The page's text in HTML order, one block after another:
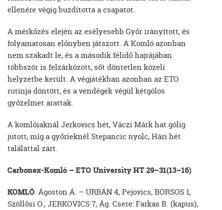
ellenére végig buzdította a csapatot.
A mérkőzés elején az esélyesebb Győr irányított, és
folyamatosan előnyben játszott. A Komló azonban
nem szakadt le, és a második félidő hajrájában
többször is felzárkózott, sőt döntetlen közeli
helyzetbe került. A végjátékban azonban az ETO
rutinja döntött, és a vendégek végül kétgólos
győzelmet arattak.
A komlóiaknál Jerkovics hét, Váczi Márk hat gólig
jutott, míg a győrieknél Stepancic nyolc, Hári hét
találattal zárt.
Carbonex-Komló – ETO University HT 29–31(13–16)
KOMLÓ: Ágoston Á. – URBÁN 4, Pejovics, BORSOS 1,
Szöllősi O., JERKOVICS 7, Ág. Csere: Farkas B. (kapus),